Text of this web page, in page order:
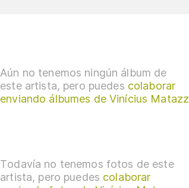
Aún no tenemos ningún álbum de
este artista, pero puedes colaborar
enviando álbumes de Vinícius Matazz
Todavía no tenemos fotos de este
artista, pero puedes colaborar